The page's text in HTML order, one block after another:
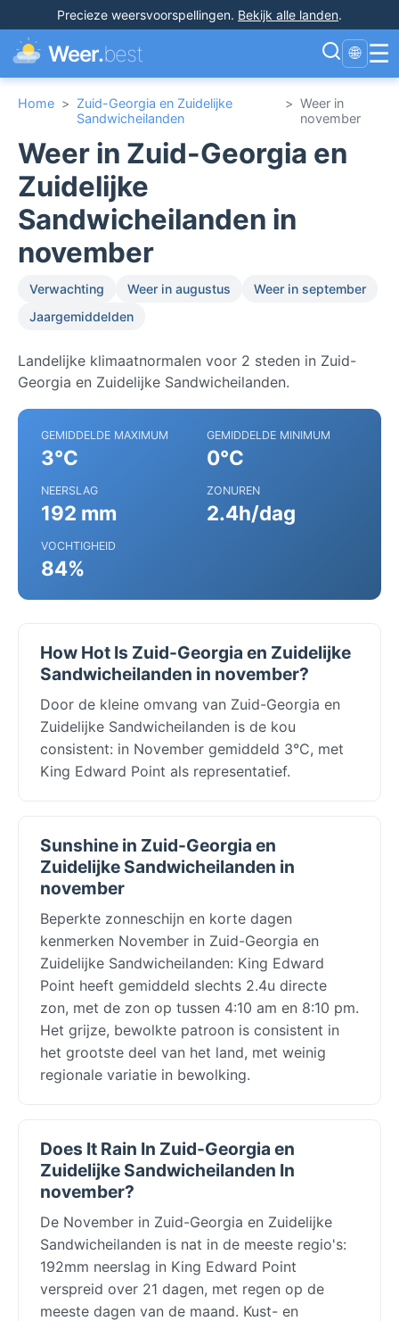
Precieze weersvoorspellingen. Bekijk alle landen.
Weer.best 🌐 ☰
Home > Zuid-Georgia en Zuidelijke
Sandwicheilanden
> Weer in
november
Weer in Zuid-Georgia en
Zuidelijke
Sandwicheilanden in
november
Verwachting Weer in augustus
Weer in september
Jaargemiddelden
Landelijke klimaatnormalen voor 2 steden in Zuid-
Georgia en Zuidelijke Sandwicheilanden.
GEMIDDELDE MAXIMUM
3°C
GEMIDDELDE MINIMUM
0°C
NEERSLAG
192 mm
ZONUREN
2.4h/dag
VOCHTIGHEID
84%
How Hot Is Zuid-Georgia en Zuidelijke
Sandwicheilanden in november?
Door de kleine omvang van Zuid-Georgia en
Zuidelijke Sandwicheilanden is de kou
consistent: in November gemiddeld 3°C, met
King Edward Point als representatief.
Sunshine in Zuid-Georgia en
Zuidelijke Sandwicheilanden in
november
Beperkte zonneschijn en korte dagen
kenmerken November in Zuid-Georgia en
Zuidelijke Sandwicheilanden: King Edward
Point heeft gemiddeld slechts 2.4u directe
zon, met de zon op tussen 4:10 am en 8:10 pm.
Het grijze, bewolkte patroon is consistent in
het grootste deel van het land, met weinig
regionale variatie in bewolking.
Does It Rain In Zuid-Georgia en
Zuidelijke Sandwicheilanden In
november?
De November in Zuid-Georgia en Zuidelijke
Sandwicheilanden is nat in de meeste regio's:
192mm neerslag in King Edward Point
verspreid over 21 dagen, met regen op de
meeste dagen van de maand. Kust- en